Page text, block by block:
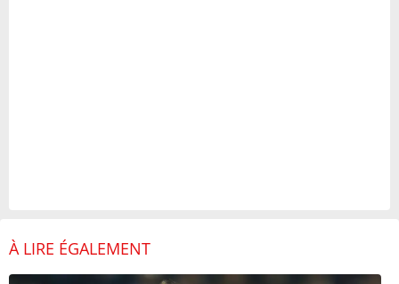
À LIRE ÉGALEMENT